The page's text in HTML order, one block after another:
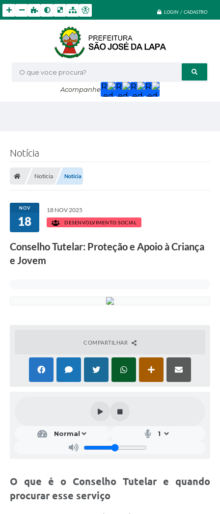
LOGIN / CADASTRO
O que voce procura?
Acompanhe
Notícia
Notícia Notícia
NOV
18
18 NOV 2025
DESENVOLVIMENTO SOCIAL
Conselho Tutelar: Proteção e Apoio à Criança
e Jovem
COMPARTILHAR
O que é o Conselho Tutelar e quando
procurar esse serviço